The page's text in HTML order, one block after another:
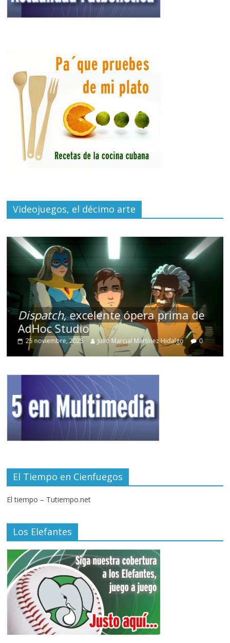
Videojuegos, el décimo arte
Dispatch, excelente ópera prima de
AdHoc Studio
25 noviembre, 2025 Julio Marcial Martínez Hidalgo 0
El Tiempo en Cienfuegos
El tiempo – Tutiempo.net
Los Elefantes